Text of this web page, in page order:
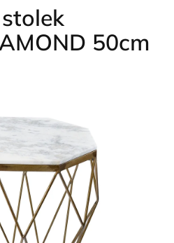
50cm